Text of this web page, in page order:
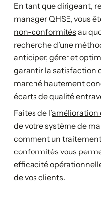
En tant que dirigeant,
manager QHSE, vous
non-conformités au
recherche d’une
anticiper, gérer et
garantir la satisfaction
marché hautement
écarts de qualité
Faites de l’amélioration
de votre système de
comment un
conformités vous
efficacité
de vos clients.